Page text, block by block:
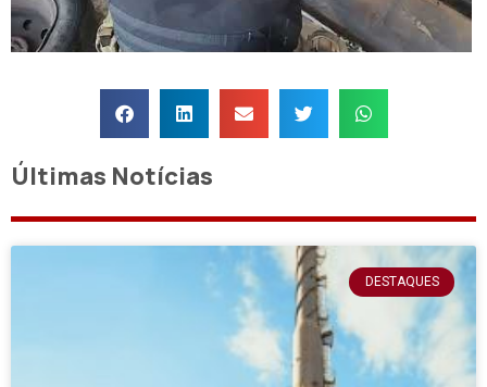
Últimas Notícias
DESTAQUES